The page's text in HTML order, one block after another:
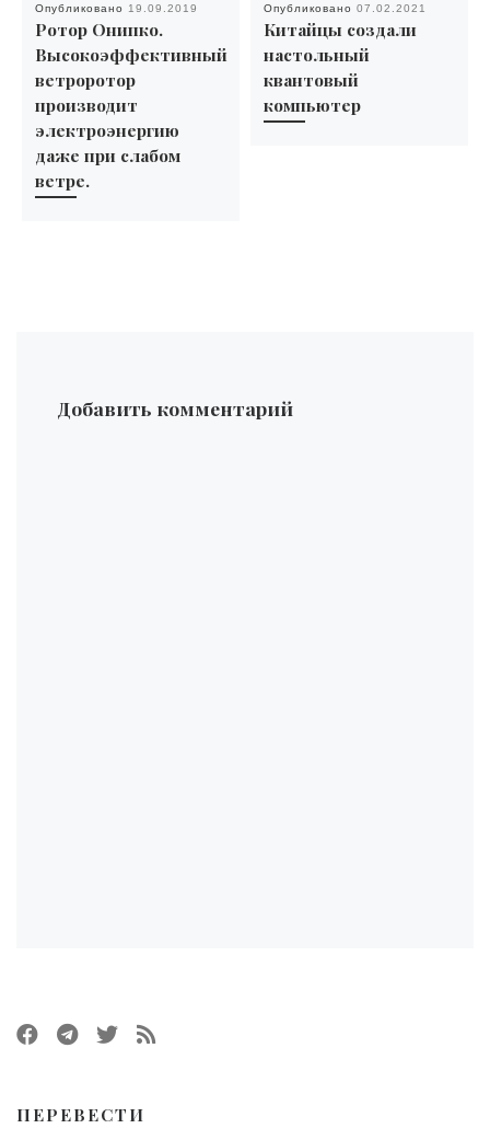
Опубликовано 19.09.2019
Ротор Онипко.
Высокоэффективный
ветроротор
производит
электроэнергию
даже при слабом
ветре.
Опубликовано 07.02.2021
Китайцы создали
настольный
квантовый
компьютер
Добавить комментарий
ПЕРЕВЕСТИ